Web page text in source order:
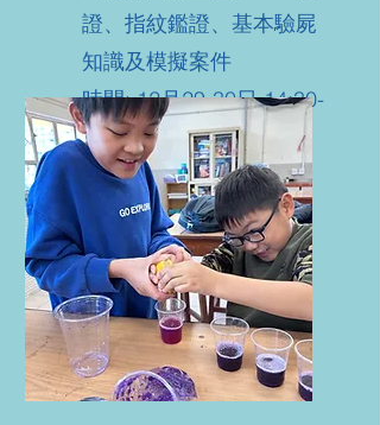
證、指紋鑑證、基本驗屍
知識及模擬案件
時間: 12月29-30日 14:30-
17:30